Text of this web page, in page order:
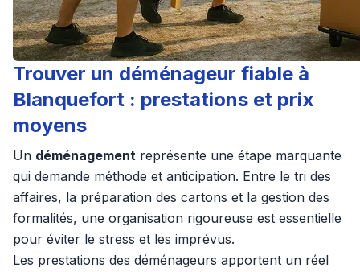
Trouver un déménageur fiable à
Blanquefort : prestations et prix
moyens
Un déménagement représente une étape marquante
qui demande méthode et anticipation. Entre le tri des
affaires, la préparation des cartons et la gestion des
formalités, une organisation rigoureuse est essentielle
pour éviter le stress et les imprévus.
Les prestations des déménageurs apportent un réel